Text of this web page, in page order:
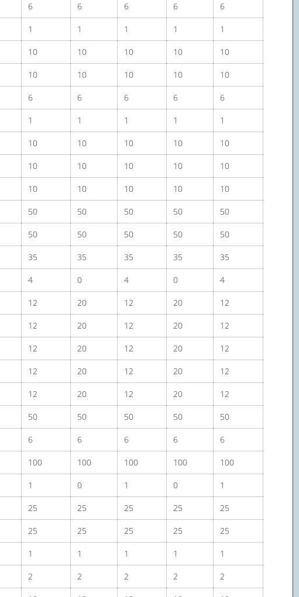
6 6 6 6 6
1 1 1 1 1
10 10 10 10 10
10 10 10 10 10
6 6 6 6 6
1 1 1 1 1
10 10 10 10 10
10 10 10 10 10
10 10 10 10 10
50 50 50 50 50
50 50 50 50 50
35 35 35 35 35
4 0 4 0 4
12 20 12 20 12
12 20 12 20 12
12 20 12 20 12
12 20 12 20 12
12 20 12 20 12
50 50 50 50 50
6 6 6 6 6
100 100 100 100 100
1 0 1 0 1
25 25 25 25 25
25 25 25 25 25
1 1 1 1 1
2 2 2 2 2